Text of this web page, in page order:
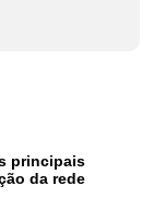
principais
da rede